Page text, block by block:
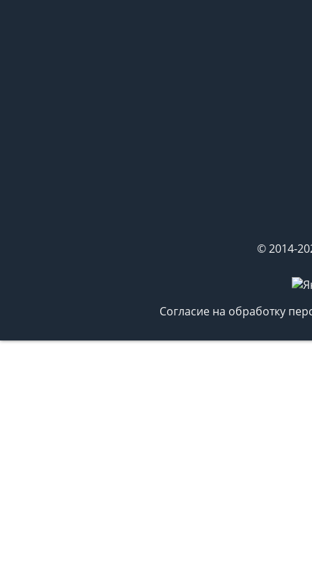
© 2014-
Согласие на обработку